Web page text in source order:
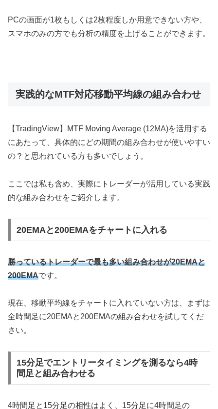
PCの画面が1枚もしくは2枚程度しか用意できない方や、
スマホのみの方でも分析の精度を上げることができます。
実践的なMTF対応移動平均線の組み合わせ
【TradingView】
MTF Moving Average (12MA)を活用する
にあたって、具体的にどの期間の組み合わせが使いやすい
の？と思われている方も多いでしょう。
ここでは私も含め、実際にトレーダーが活用している実践
的な組み合わせをご紹介します。
20EMAと200EMAをチャートに入れる
勝っているトレーダーで最も多い組み合わせが20EMAと
200EMAです。
現在、移動平均線をチャートに入れていない方は、まずは
全時間足に20EMAと200EMAの組み合わせを試してくだ
さい。
15分足でエントリータイミングを測るなら4時
間足と組み合わせる
4時間足と15分足の相性はよく、15分足に4時間足の